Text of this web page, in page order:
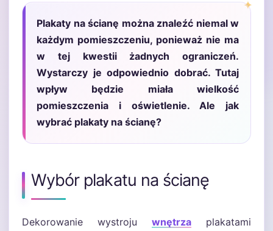
Plakaty na ścianę można znaleźć niemal w
każdym pomieszczeniu, ponieważ nie ma
w tej kwestii żadnych ograniczeń.
Wystarczy je odpowiednio dobrać. Tutaj
wpływ będzie miała wielkość
pomieszczenia i oświetlenie. Ale jak
wybrać plakaty na ścianę?
Wybór plakatu na ścianę
Dekorowanie wystroju wnętrza plakatami